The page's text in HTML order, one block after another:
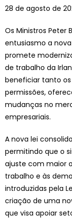
28 de agosto de
Os Ministros Peter
entusiasmo a
promete
de trabalho da
beneficiar tanto
permissões,
mudanças no
empresariais.
A nova lei
permitindo que o
ajuste com maior
trabalho e às
introduzidas pela
criação de uma
que visa apoiar